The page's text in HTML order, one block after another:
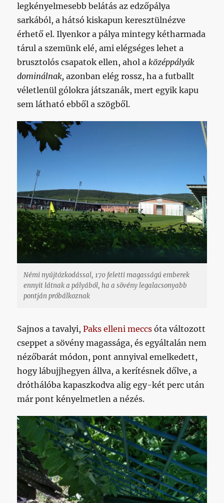
legkényelmesebb belátás az edzőpálya
sarkából, a hátsó kiskapun keresztülnézve
érhető el. Ilyenkor a pálya mintegy kétharmada
tárul a szemünk elé, ami elégséges lehet a
brusztolós csapatok ellen, ahol a középpályák
dominálnak,azonban elég rossz, ha a futballt
véletlenül gólokra játszanák, mert egyik kapu
sem látható ebből a szögből.
Némi nyújtózkodással, 170 feletti magasságú emberek
ennyit látnak a pályából, ha a sövény legalacsonyabb
pontján próbálkoznak
Sajnos a tavalyi,Paks elleni meccs óta változott
cseppet a sövény magassága, és egyáltalán nem
nézőbarát módon, pont annyival emelkedett,
hogy lábujjhegyen állva, a kerítésnek dőlve, a
dróthálóba kapaszkodva alig egy-két perc után
már pont kényelmetlen a nézés.